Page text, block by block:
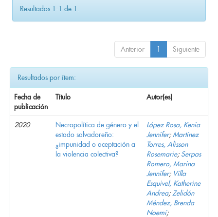
Resultados 1-1 de 1.
Anterior 1 Siguiente
Resultados por ítem:
Fecha de
publicación
Título Autor(es)
2020
Necropolítica de género y el
estado salvadoreño:
¿impunidad o aceptación a
la violencia colectiva?
López Rosa, Kenia
Jennifer;Martínez
Torres, Alisson
Rosemarie; Serpas
Romero, Marina
Jennifer; Villa
Esquivel, Katherine
Andrea; Zelidón
Méndez, Brenda
Noemí;